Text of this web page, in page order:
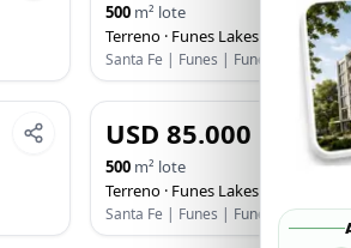
500 m² lote
Terreno · Funes Lakes - Isla G -
Santa Fe | Funes | Funes Lakes
VENTA
USD 85.000
500 m² lote
Terreno · Funes Lakes - Isla G - Lote
Santa Fe | Funes | Funes Lakes